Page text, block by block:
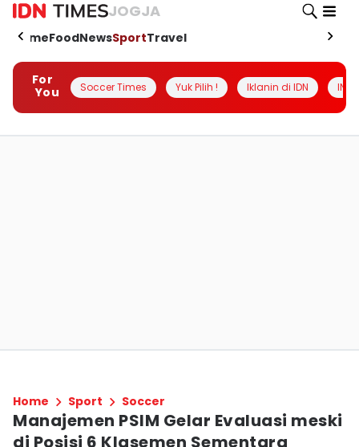
JOGJA
HomeFoodNewsSportTravel
For
You
Soccer Times Yuk Pilih ! Iklanin di IDN
Home Sport Soccer
Manajemen PSIM Gelar Evaluasi meski
di Posisi 6 Klasemen Sementara